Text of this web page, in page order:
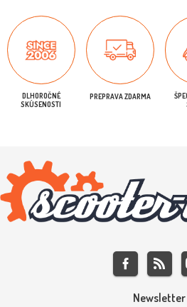
DLHOROČNÉ
SKÚSENOSTI
PREPRAVA ZDARMA
Newsletter